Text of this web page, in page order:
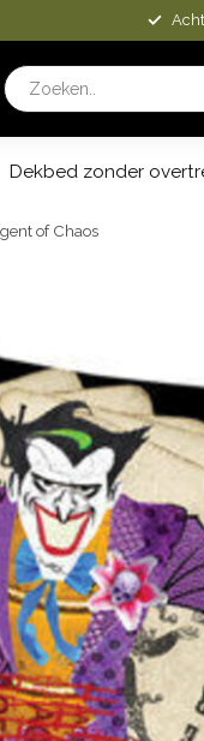
Dekbed zonder
of Chaos